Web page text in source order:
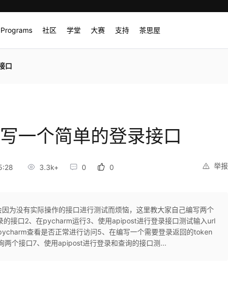
Programs 社区 学堂 大赛 支持 茶思屋
口
一个简单的登录接口
举报
3.3k+ 0 0
因为没有实际操作的接口进行测试而烦恼，这里教大家自己编写两个
的接口2、在pycharm运行3、使用apipost进行登录接口测试输入url
查看是否正常进行访问5、在编写一个需要登录返回的token
两个接口7、使用apipost进行登录和查询的接口测...